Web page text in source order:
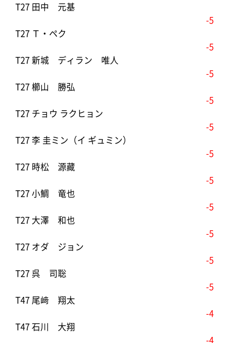
T27 田中 元基
-5
T27 Ｔ・ペク
-5
T27 新城 ディラン 唯人
-5
T27 櫛山 勝弘
-5
T27 チョウ ラクヒョン
-5
T27 李 圭ミン（イ ギュミン）
-5
T27 時松 源藏
-5
T27 小鯛 竜也
-5
T27 大澤 和也
-5
T27 オダ ジョン
-5
T27 呉 司聡
-5
T47 尾﨑 翔太
-4
T47 石川 大翔
-4